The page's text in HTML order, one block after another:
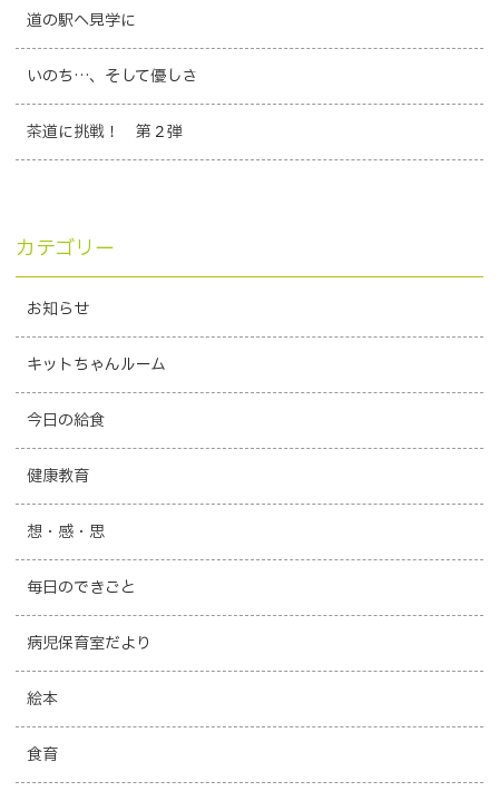
道の駅へ見学に
いのち…、そして優しさ
茶道に挑戦！ 第２弾
カテゴリー
お知らせ
キットちゃんルーム
今日の給食
健康教育
想・感・思
毎日のできごと
病児保育室だより
絵本
食育